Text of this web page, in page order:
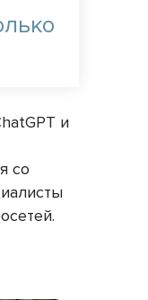
и
со